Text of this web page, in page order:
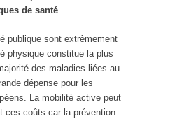
de santé
publique sont extrêmement
physique constitue la plus
des maladies liées au
dépense pour les
La mobilité active peut
ces coûts car la prévention